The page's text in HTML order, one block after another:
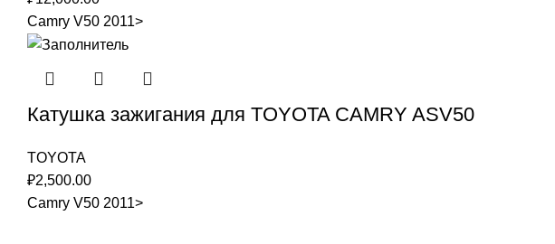
Camry V50 2011>
Катушка зажигания для TOYOTA CAMRY ASV50
TOYOTA
₽2,500.00
Camry V50 2011>